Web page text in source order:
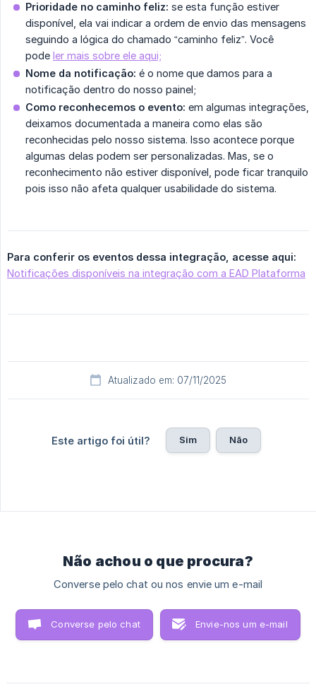
Prioridade no caminho feliz: se esta função estiver
disponível, ela vai indicar a ordem de envio das mensagens
seguindo a lógica do chamado “caminho feliz”. Você
pode ler mais sobre ele aqui;
Nome da notificação: é o nome que damos para a
notificação dentro do nosso painel;
Como reconhecemos o evento: em algumas integrações,
deixamos documentada a maneira como elas são
reconhecidas pelo nosso sistema. Isso acontece porque
algumas delas podem ser personalizadas. Mas, se o
reconhecimento não estiver disponível, pode ficar tranquilo
pois isso não afeta qualquer usabilidade do sistema.
Para conferir os eventos dessa integração, acesse aqui:
Notificações disponíveis na integração com a EAD Plataforma
Atualizado em: 07/11/2025
Este artigo foi útil? Sim Não
Não achou o que procura?
Converse pelo chat ou nos envie um e-mail
Converse pelo chat Envie-nos um e-mail